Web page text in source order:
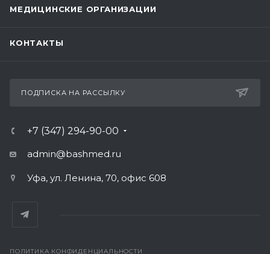
МЕДИЦИНСКИЕ ОРГАНИЗАЦИИ
КОНТАКТЫ
ПОДПИСКА НА РАССЫЛКУ
+7 (347) 294-90-00
admin@bashmed.ru
Уфа, ул. Ленина, 70, офис 608
ПОЛИТИКА КОНФИДЕНЦИАЛЬНОСТИ